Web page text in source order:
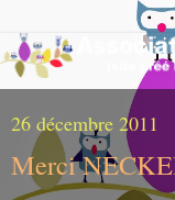
26 décembre 2011
Merci